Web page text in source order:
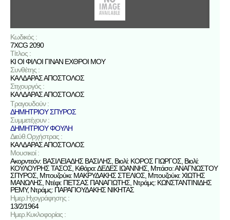
Κωδικός :
7XCG 2090
Τίτλος :
ΚΙ ΟΙ ΦΙΛΟΙ ΓΙΝΑΝ ΕΧΘΡΟΙ ΜΟΥ
Συνθέτης :
ΚΑΛΔΑΡΑΣ ΑΠΟΣΤΟΛΟΣ
Στιχουργός :
ΚΑΛΔΑΡΑΣ ΑΠΟΣΤΟΛΟΣ
Τραγουδούν :
ΔΗΜΗΤΡΙΟΥ ΣΠΥΡΟΣ
Συμμετέχουν :
ΔΗΜΗΤΡΙΟΥ ΦΟΥΛΗ
Διεύθ.Ορχήστρας :
ΚΑΛΔΑΡΑΣ ΑΠΟΣΤΟΛΟΣ
Μουσικοί :
Ακορντεόν: ΒΑΣΙΛΕΙΑΔΗΣ ΒΑΣΙΛΗΣ, Βιολί: ΚΟΡΟΣ ΓΙΩΡΓΟΣ, Βιολί:
ΚΟΥΛΟΥΡΗΣ ΤΑΣΟΣ, Κιθάρα: ΔΕΔΕΣ ΙΩΑΝΝΗΣ, Μπάσο: ΑΝΑΓΝΩΣΤΟΥ
ΣΠΥΡΟΣ, Μπουζούκι: ΜΑΚΡΥΔΑΚΗΣ ΣΤΕΛΙΟΣ, Μπουζούκι: ΧΙΩΤΗΣ
ΜΑΝΩΛΗΣ, Ντέφι: ΠΕΤΣΑΣ ΠΑΝΑΓΙΩΤΗΣ, Ντράμς: ΚΩΝΣΤΑΝΤΙΝΙΔΗΣ
ΡΕΜΥ, Ντράμς: ΠΑΡΑΓΙΟΥΔΑΚΗΣ ΝΙΚΗΤΑΣ
Ημερ.Ηχογράφησης :
13/2/1964
Ημερ.Κυκλοφορίας :